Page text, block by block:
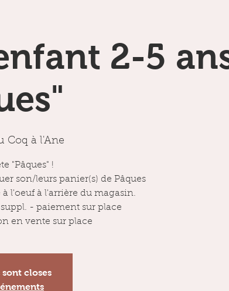
2-5
Coq à l'Ane
"Pâques" !
son/leurs panier(s) de Pâques
l'oeuf à l'arrière du magasin.
- paiement sur place
en vente sur place
closes